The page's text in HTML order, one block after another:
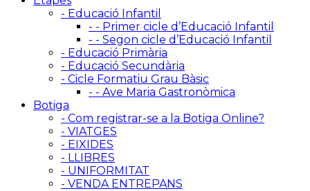
- Educació Infantil
- - Primer cicle d’Educació Infantil
- - Segon cicle d’Educació Infantil
- Educació Primària
- Educació Secundària
- Cicle Formatiu Grau Bàsic
- - Ave Maria Gastronòmica
Botiga
- Com registrar-se a la Botiga Online?
- VIATGES
- EIXIDES
- LLIBRES
- UNIFORMITAT
- VENDA ENTREPANS